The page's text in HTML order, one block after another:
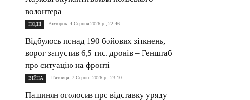
волонтера
ПОДІЇ Вівторок, 4 Серпня 2026 р., 22:46
Відбулось понад 190 бойових зіткнень,
ворог запустив 6,5 тис. дронів – Генштаб
про ситуацію на фронті
ВІЙНА П’ятниця, 7 Серпня 2026 р., 23:10
Пашинян оголосив про відставку уряду